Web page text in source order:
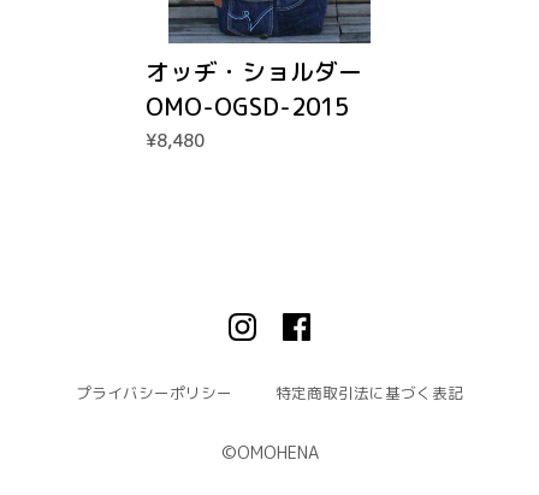
オッヂ・ショルダー
OMO-OGSD-2015
¥8,480
プライバシーポリシー 特定商取引法に基づく表記
©︎OMOHENA